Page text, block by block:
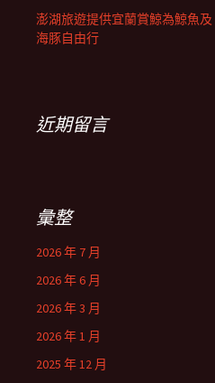
澎湖旅遊提供宜蘭賞鯨為鯨魚及
海豚自由行
近期留言
彙整
2026 年 7 月
2026 年 6 月
2026 年 3 月
2026 年 1 月
2025 年 12 月